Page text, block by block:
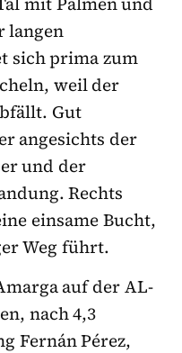
langen
sich prima zum
weil der
Gut
angesichts der
und der
Rechts
einsame Bucht,
Weg führt.
auf der AL-
nach 4,3
Fernán Pérez,